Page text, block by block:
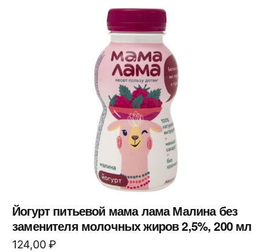
Йогурт питьевой мама лама Малина без
заменителя молочных жиров 2,5%, 200 мл
124,00₽